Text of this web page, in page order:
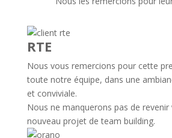
RTE
Nous vous remercions pour cette
toute notre équipe, dans une
et conviviale.
Nous ne manquerons pas de
nouveau projet de team building.